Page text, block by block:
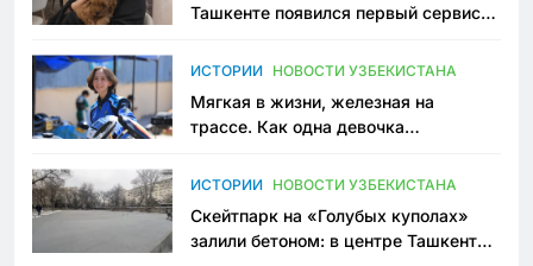
Ташкенте появился первый сервис
ИСТОРИИ НОВОСТИ УЗБЕКИСТАНА
Мягкая в жизни, железная на
трассе. Как одна девочка
Узбекистане
ИСТОРИИ НОВОСТИ УЗБЕКИСТАНА
Скейтпарк на «Голубых куполах»
залили бетоном: в центре Ташкента